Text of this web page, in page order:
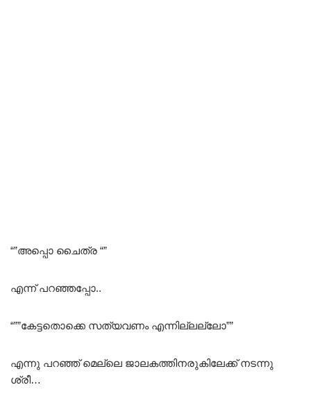
“”അപ്പൊ ചൈത്ര “”
എന്ന് പറഞ്ഞപ്പോ..
“””കേട്ടതൊക്കെ സത്യവണം എന്നില്ലല്ലോ””
എന്നു പറഞ്ഞ് മെല്ലെ ജാലകത്തിനരുകിലേക്ക് നടന്നു
ശ്രീ…